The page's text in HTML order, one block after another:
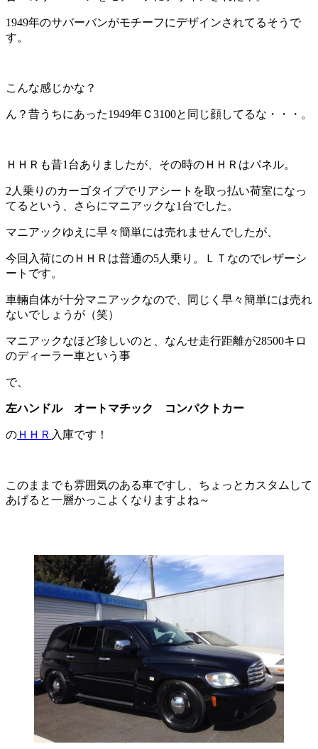
1949年のサバーバンがモチーフにデザインされてるそうで
す。
こんな感じかな？
ん？昔うちにあった1949年Ｃ3100と同じ顔してるな・・・。
ＨＨＲも昔1台ありましたが、その時のＨＨＲはパネル。
2人乗りのカーゴタイプでリアシートを取っ払い荷室になっ
てるという、さらにマニアックな1台でした。
マニアックゆえに早々簡単には売れませんでしたが、
今回入荷にのＨＨＲは普通の5人乗り。ＬＴなのでレザーシ
ートです。
車輛自体が十分マニアックなので、同じく早々簡単には売れ
ないでしょうが（笑）
マニアックなほど珍しいのと、なんせ走行距離が28500キロ
のディーラー車という事
で、
左ハンドル オートマチック コンパクトカー
の ＨＨＲ 入庫です！
このままでも雰囲気のある車ですし、ちょっとカスタムして
あげると一層かっこよくなりますよね～